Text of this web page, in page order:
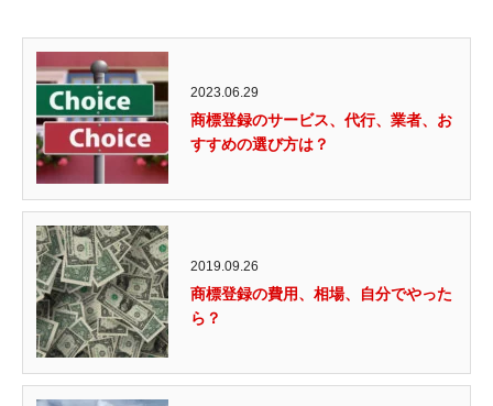
2023.06.29
商標登録のサービス、代行、業者、お
すすめの選び方は？
2019.09.26
商標登録の費用、相場、自分でやった
ら？